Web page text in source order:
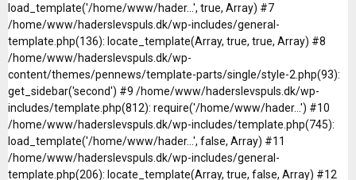
load_template('/home/www/hader...', true, Array) #7
/home/www/haderslevspuls.dk/wp-includes/general-
template.php(136): locate_template(Array, true, true, Array) #8
/home/www/haderslevspuls.dk/wp-
content/themes/pennews/template-parts/single/style-2.php(93):
get_sidebar('second') #9 /home/www/haderslevspuls.dk/wp-
includes/template.php(812): require('/home/www/hader...') #10
/home/www/haderslevspuls.dk/wp-includes/template.php(745):
load_template('/home/www/hader...', false, Array) #11
/home/www/haderslevspuls.dk/wp-includes/general-
template.php(206): locate_template(Array, true, false, Array) #12